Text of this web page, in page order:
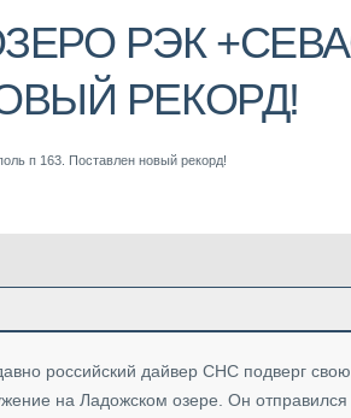
РЭК
РЕКОРД!
п 163. Поставлен новый рекорд!
российский дайвер СНС подверг
на Ладожском озере. Он